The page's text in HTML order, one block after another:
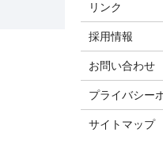
リンク
採用情報
お問い合わせ
プライバシー
サイトマップ